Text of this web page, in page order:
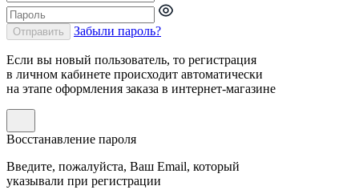
Отправить Забыли пароль?
Если вы новый пользователь, то регистрация
в личном кабинете происходит автоматически
на этапе оформления заказа в интернет-магазине
Восстанавление пароля
Введите, пожалуйста, Ваш Email, который
указывали при регистрации